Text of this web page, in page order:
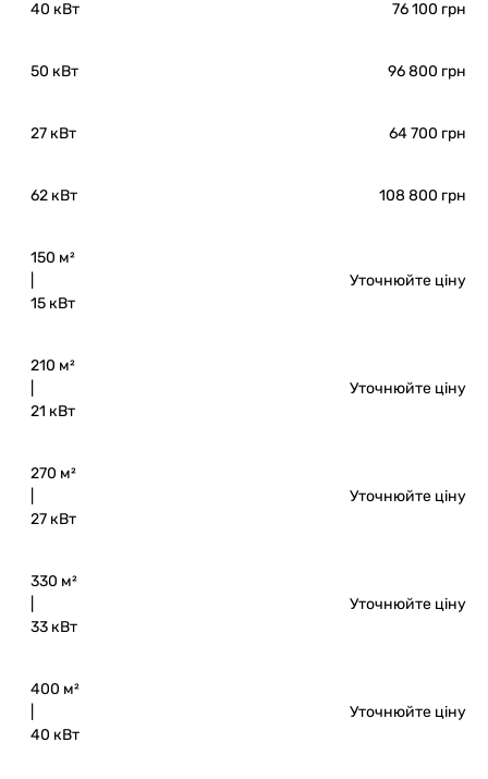
40 кВт 76 100 грн
50 кВт 96 800 грн
27 кВт 64 700 грн
62 кВт 108 800 грн
150 м²
15 кВт
Уточнюйте ціну
210 м²
21 кВт
Уточнюйте ціну
270 м²
27 кВт
Уточнюйте ціну
330 м²
33 кВт
Уточнюйте ціну
400 м²
40 кВт
Уточнюйте ціну